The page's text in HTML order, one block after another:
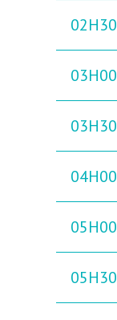
02H30
03H00
03H30
04H00
05H00
05H30